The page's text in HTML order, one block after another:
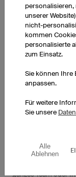
bedrucken lassen.
und dort die
sofort den Preis für
bei uns ab
WIE SCHNELL
Die Tassen werden
Werktagen
sehen.
ganzes Team oder
personalisieren,
unserer
nicht-
kommen
personalisierte
zum Einsatz.
Sie können Ihre
anpassen.
Für weitere
Sie unsere
Alle
Ablehnen